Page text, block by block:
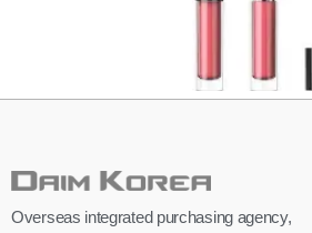
Overseas integrated purchasing agency,